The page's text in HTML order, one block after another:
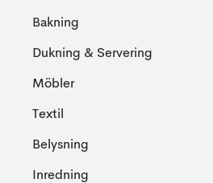
Bakning
Dukning & Servering
Möbler
Textil
Belysning
Inredning